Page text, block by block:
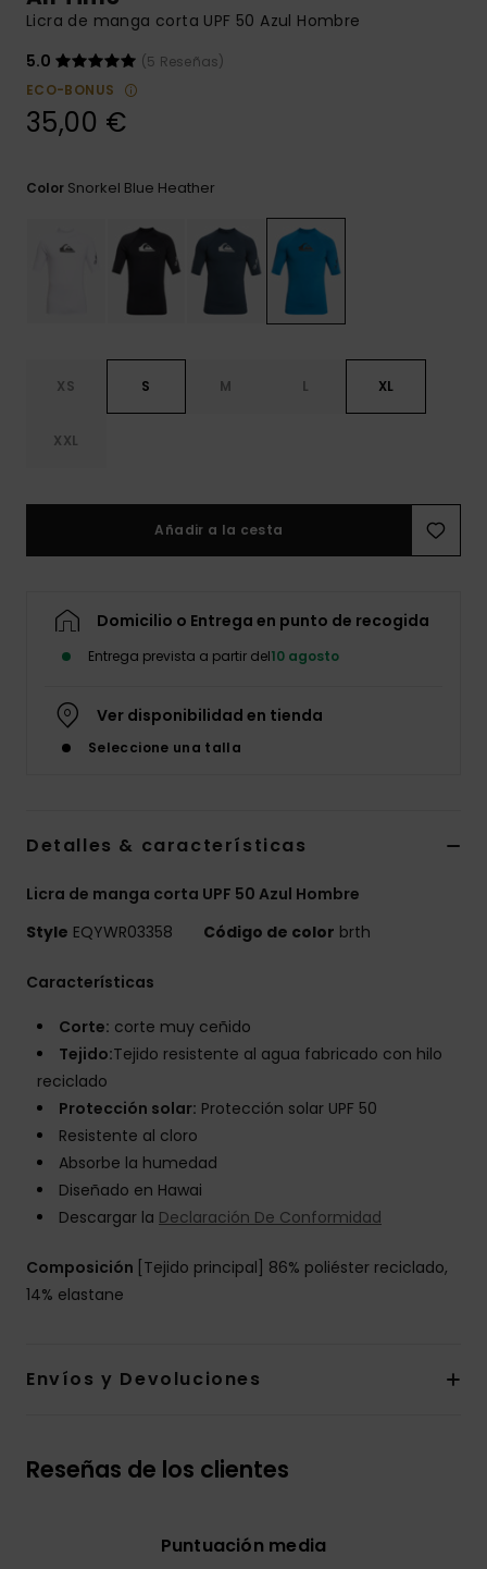
respuestas a
las preguntas
contacto.
Consultar
las FAQ
Licra de manga corta UPF 50 Azul Hombre
5.0
(5 Reseñas)
ECO-BONUS
35,00 €
Color Snorkel Blue Heather
XS S M L XL
XXL
Añadir a la cesta
Domicilio o Entrega en punto de recogida
Entrega prevista a partir del10 agosto
Ver disponibilidad en tienda
Seleccione una talla
Detalles & características
Licra de manga corta UPF 50 Azul Hombre
Style EQYWR03358 Código de color brth
Características
Corte: corte muy ceñido
Tejido:Tejido resistente al agua fabricado con hilo
reciclado
Protección solar: Protección solar UPF 50
Resistente al cloro
Absorbe la humedad
Diseñado en Hawai
Descargar la Declaración De Conformidad
Composición [Tejido principal] 86% poliéster reciclado,
14% elastane
Envíos y Devoluciones
Reseñas de los clientes
Puntuación media